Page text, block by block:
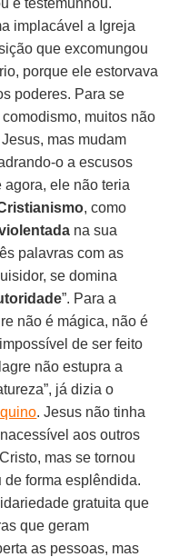
implacável a Igreja
que excomungou
porque ele estorvava
poderes. Para se
muitos não
mas mudam
o a escusos
ele não teria
, como
na sua
palavras com as
se domina
”. Para a
não é mágica, não é
de ser feito
não estupra a
já dizia o
. Jesus não tinha
aos outros
mas se tornou
de forma esplêndida.
gratuita que
que geram
as pessoas, mas